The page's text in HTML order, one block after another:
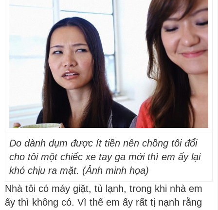
Do dành dụm được ít tiền nên chồng tôi đổi
cho tôi một chiếc xe tay ga mới thì em ấy lại
khó chịu ra mặt. (Ảnh minh họa)
Nhà tôi có máy giặt, tủ lạnh, trong khi nhà em
ấy thì không có. Vì thế em ấy rất tị nạnh rằng